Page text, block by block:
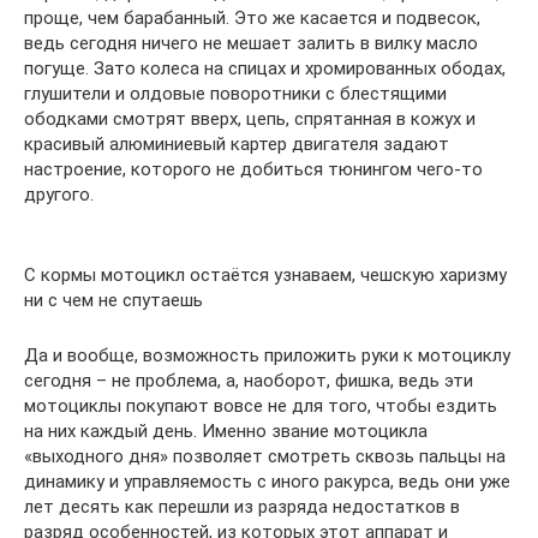
проще, чем барабанный. Это же касается и подвесок,
ведь сегодня ничего не мешает залить в вилку масло
погуще. Зато колеса на спицах и хромированных ободах,
глушители и олдовые поворотники с блестящими
ободками смотрят вверх, цепь, спрятанная в кожух и
красивый алюминиевый картер двигателя задают
настроение, которого не добиться тюнингом чего-то
другого.
С кормы мотоцикл остаётся узнаваем, чешскую харизму
ни с чем не спутаешь
Да и вообще, возможность приложить руки к мотоциклу
сегодня – не проблема, а, наоборот, фишка, ведь эти
мотоциклы покупают вовсе не для того, чтобы ездить
на них каждый день. Именно звание мотоцикла
«выходного дня» позволяет смотреть сквозь пальцы на
динамику и управляемость с иного ракурса, ведь они уже
лет десять как перешли из разряда недостатков в
разряд особенностей, из которых этот аппарат и